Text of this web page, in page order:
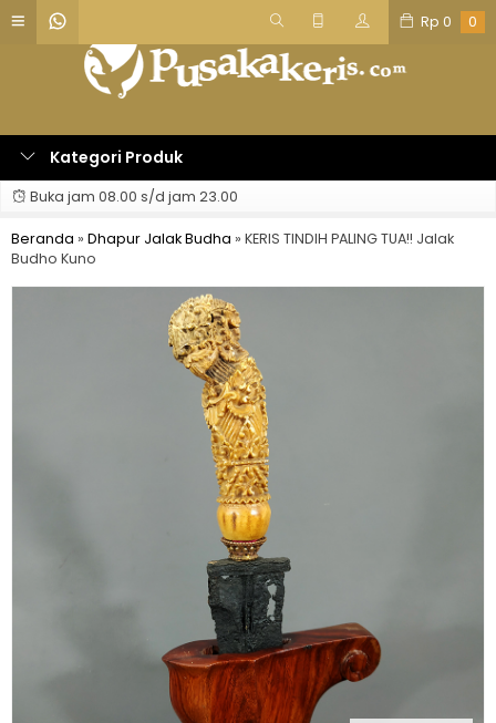
Rp 0 0
Kategori Produk
Buka jam 08.00 s/d jam 23.00
Beranda » Dhapur Jalak Budha » KERIS TINDIH PALING TUA!! Jalak
Budho Kuno